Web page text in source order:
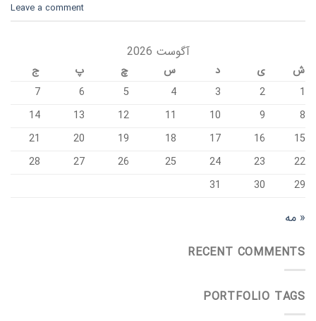
Leave a comment
آگوست 2026
ش ی د س چ پ
ج
1
2
3
4
5
6
7
8
9
10
11
12
13
14
15
16
17
18
19
20
21
22
23
24
25
26
27
28
29
30
31
« مه
RECENT COMMENTS
PORTFOLIO TAGS